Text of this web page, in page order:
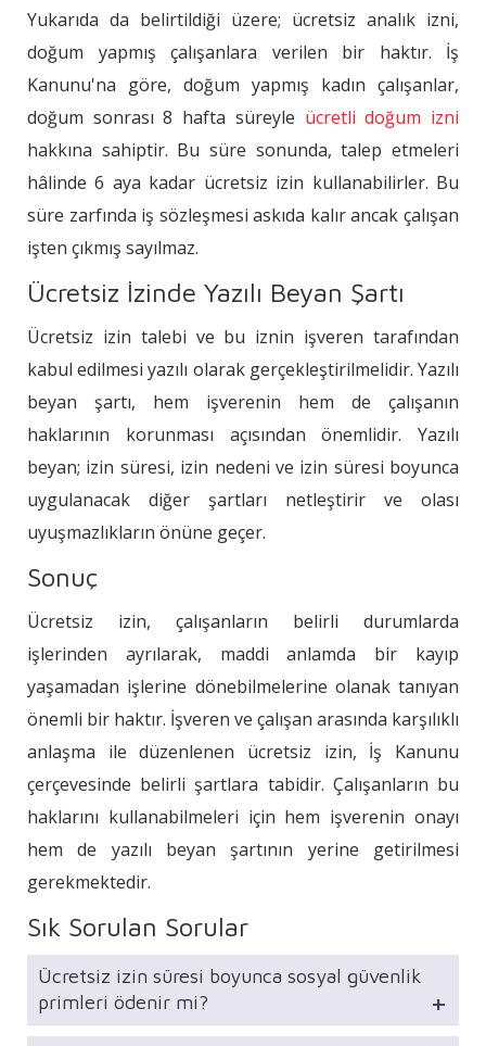
Yukarıda da belirtildiği üzere; ücretsiz analık izni,
doğum yapmış çalışanlara verilen bir haktır. İş
Kanunu'na göre, doğum yapmış kadın çalışanlar,
doğum sonrası 8 hafta süreyle ücretli doğum izni
hakkına sahiptir. Bu süre sonunda, talep etmeleri
hâlinde 6 aya kadar ücretsiz izin kullanabilirler. Bu
süre zarfında iş sözleşmesi askıda kalır ancak çalışan
işten çıkmış sayılmaz.
Ücretsiz İzinde Yazılı Beyan Şartı
Ücretsiz izin talebi ve bu iznin işveren tarafından
kabul edilmesi yazılı olarak gerçekleştirilmelidir. Yazılı
beyan şartı, hem işverenin hem de çalışanın
haklarının korunması açısından önemlidir. Yazılı
beyan; izin süresi, izin nedeni ve izin süresi boyunca
uygulanacak diğer şartları netleştirir ve olası
uyuşmazlıkların önüne geçer.
Sonuç
Ücretsiz izin, çalışanların belirli durumlarda
işlerinden ayrılarak, maddi anlamda bir kayıp
yaşamadan işlerine dönebilmelerine olanak tanıyan
önemli bir haktır. İşveren ve çalışan arasında karşılıklı
anlaşma ile düzenlenen ücretsiz izin, İş Kanunu
çerçevesinde belirli şartlara tabidir. Çalışanların bu
haklarını kullanabilmeleri için hem işverenin onayı
hem de yazılı beyan şartının yerine getirilmesi
gerekmektedir.
Sık Sorulan Sorular
Ücretsiz izin süresi boyunca sosyal güvenlik
primleri ödenir mi?